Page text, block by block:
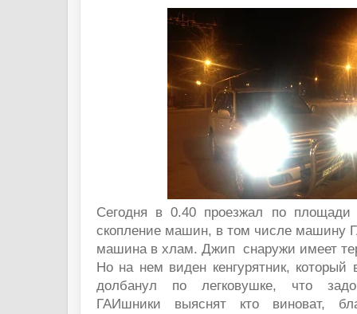
Сегодня в 0.40 проезжал по площади
скопление машин, в том числе машину
машина в хлам. Джип снаружи имеет
Но на нем виден кенгурятник,
долбанул по легковушке, что
ГАИшники выяснят кто виноват,